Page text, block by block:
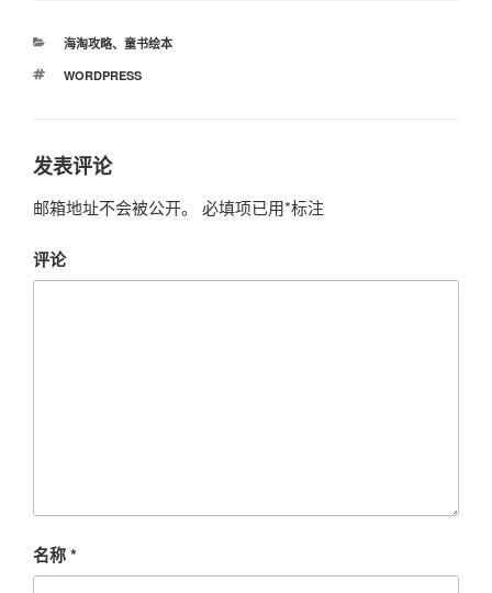
分
海淘攻略、 童书绘本
标
WORDPRESS
发表评论
邮箱地址不会被公开。 必填项已用*标注
评论
名称*